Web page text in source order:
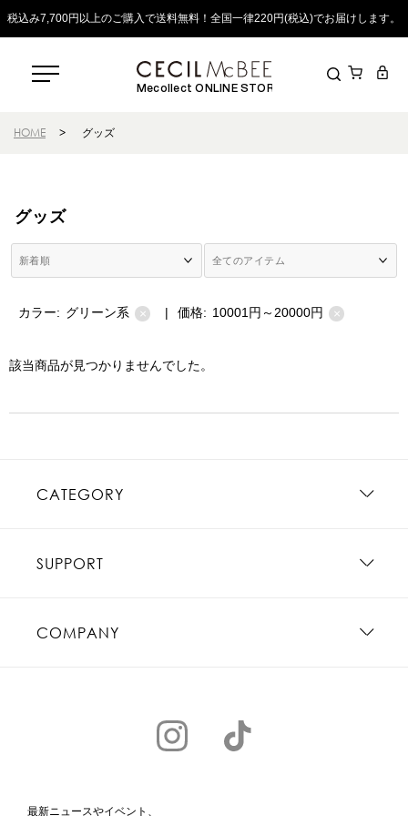
税込み7,700円以上のご購入で送料無料！全国一律220円(税込)でお届けします。
Mecollect ONLINE STORE
HOME > グッズ
グッズ
カラー: グリーン系 × | 価格: 10001円～20000円 ×
該当商品が見つかりませんでした。
CATEGORY
SUPPORT
COMPANY
最新ニュースやイベント、